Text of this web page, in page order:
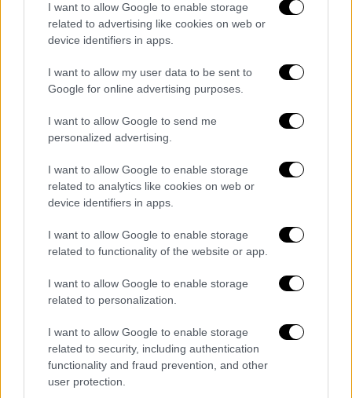
I want to allow Google to enable storage
related to advertising like cookies on web or
device identifiers in apps.
I want to allow my user data to be sent to
Google for online advertising purposes.
I want to allow Google to send me
personalized advertising.
I want to allow Google to enable storage
related to analytics like cookies on web or
device identifiers in apps.
I want to allow Google to enable storage
related to functionality of the website or app.
I want to allow Google to enable storage
related to personalization.
I want to allow Google to enable storage
related to security, including authentication
functionality and fraud prevention, and other
user protection.
περιεχόμενο, όπως επεισόδια και
αποσπάσματα από όλα τα προγράμματα του
προηγούμενης τηλεοπτικής σεζόν, 24 ώρες
το εικοσιτετράωρο.
Tο HBBTV app του OPEN παρέχει, επίσης,
πρόσβαση στο πρόγραμμα τοπικών
τηλεοπτικών σταθμών που με αυτόν τον
τρόπο αποκτούν πανελλαδική εμβέλεια,
πρόσβαση στο πρόγραμμα και τις
καθώς και άλλες υπηρεσίες, που
αναβαθμίζουν την τηλεοπτική εμπειρία.
οΠαγκόσμιο Συνέδριο Υβριδικών
από την ΕΡΤ, το Υπουργείο Ψηφιακής
Διακυβέρνησης και τον Παγκόσμιο
Οργανισμό Υβριδικών Τηλεοράσεων και